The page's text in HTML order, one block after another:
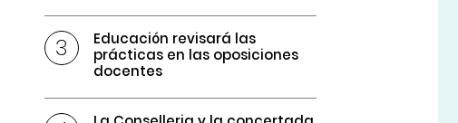
Educación revisará las
prácticas en las oposiciones
docentes